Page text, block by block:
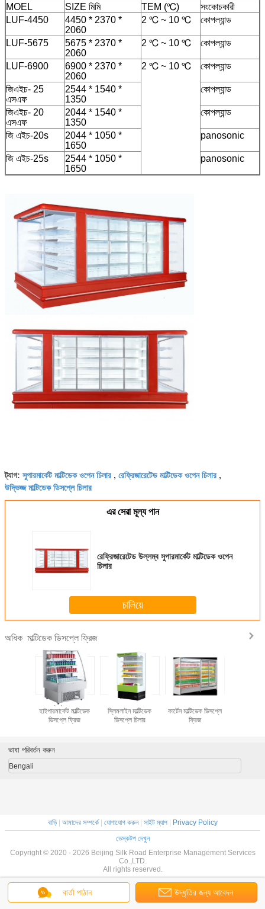
MOEL
SIZE মিমি TEM (℃)
সংকোচকারী
LUF-4450
4450 * 2370 *
2060
2 ℃ ~ 10 ℃ কোপল্যান্ড
LUF-5675
5675 * 2370 *
2060
2 ℃ ~ 10 ℃ কোপল্যান্ড
LUF-6900
6900 * 2370 *
2060
2 ℃ ~ 10 ℃ কোপল্যান্ড
জিএইচ- 25
এসএফ
2544 * 1540 *
1350
কোপল্যান্ড
জিএইচ- 20
এসএফ
2044 * 1540 *
1350
কোপল্যান্ড
জি এইচ-20s
2044 * 1050 *
1650
panosonic
জি এইচ-25s
2544 * 1050 *
1650
panosonic
ট্যাগ: সুপারমার্কেট মাল্টিডেক ওপেন চিলার , রেফ্রিজারেটেড মাল্টিডেক ওপেন চিলার ,
উদ্ভিজ্জ মাল্টিডেক ডিসপ্লে চিলার
এর সেরা মূল্য পান
রেফ্রিজারেটেড উল্লম্ব সুপারমার্কেট মাল্টিডেক ওপেন
চিলার
চালিয়ে
অধিক মাল্টিডেক ডিসপ্লে ফ্রিজ
উল্লম্ব 380L
হাইপারমার্কেট মাল্টিডেক
ডিসপ্লে ফ্রিজ
ফল / ভেজিটেবল
স্লিমলাইন মাল্টিডেক
ডিসপ্লে চিলার
কার্টেন মাল্টিডেক ডিসপ্লে
ফ্রিজ
বার্তা পাঠান উদ্ধৃতির জন্য আবেদন
ভাষা পরিবর্তন করুন
Bengali
বাড়ি| আমাদের সম্পর্কে| যোগাযোগ করুন| সাইট ম্যাপ|
Privacy Policy
ডেস্কটপ দেখুন
Copyright © 2020 - 2026 Beijing Silk Road Enterprise Management Services
Co.,LTD.
All rights reserved.